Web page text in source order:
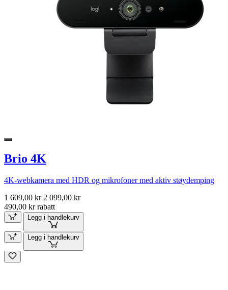
Brio 4K
4K-webkamera med HDR og mikrofoner med aktiv støydemping
1 609,00 kr 2 099,00 kr
490,00 kr rabatt
Legg i handlekurv
Legg i handlekurv